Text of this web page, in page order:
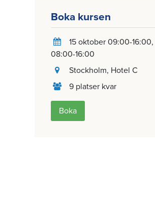
Boka kursen
15 oktober 09:00-16:00
08:00-16:00
Stockholm, Hotel C
9 platser kvar
Boka